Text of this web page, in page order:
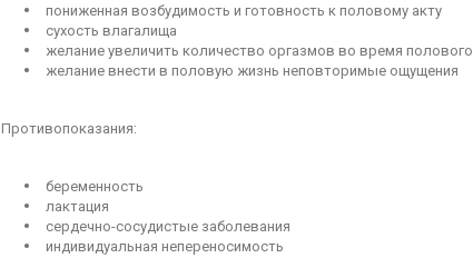
пониженная возбудимость и готовность к половому акту
сухость влагалища
желание увеличить количество оргазмов во время полового
желание внести в половую жизнь неповторимые ощущения
Противопоказания:
беременность
лактация
сердечно-сосудистые заболевания
индивидуальная непереносимость